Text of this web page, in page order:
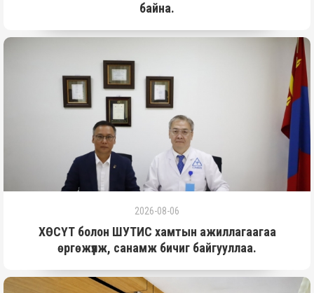
байна.
2026-08-06
ХӨСҮТ болон ШУТИС хамтын ажиллагаагаа
өргөжүүлж, санамж бичиг байгууллаа.